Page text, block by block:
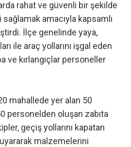
rahat ve güvenli bir şekilde
amacıyla kapsamlı
İlçe genelinde yaya,
ile araç yollarını işgal eden
ve kırlangıçlar personeller
mahallede yer alan 50
personelden oluşan zabıta
geçiş yollarını kapatan
malzemelerini